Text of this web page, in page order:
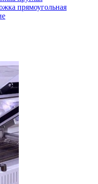
прямоугольная